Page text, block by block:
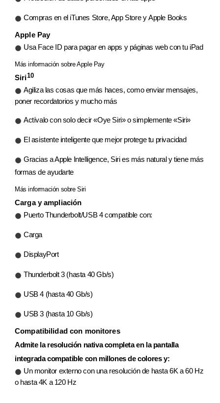
Compras en el iTunes Store, App Store y Apple Books
Apple Pay
Usa Face ID para pagar en apps y páginas web con tu iPad
Más información sobre Apple Pay
Siri10
Agiliza las cosas que más haces, como enviar mensajes,
poner recordatorios y mucho más
Actívalo con solo decir «Oye Siri» o simplemente «Siri»
El asistente inteligente que mejor protege tu privacidad
Gracias a Apple Intelligence, Siri es más natural y tiene más
formas de ayudarte
Más información sobre Siri
Carga y ampliación
Puerto Thunderbolt/USB 4 compatible con:
Carga
DisplayPort
Thunderbolt 3 (hasta 40 Gb/s)
USB 4 (hasta 40 Gb/s)
USB 3 (hasta 10 Gb/s)
Compatibilidad con monitores
Admite la resolución nativa completa en la pantalla
integrada compatible con millones de colores y:
Un monitor externo con una resolución de hasta 6K a 60 Hz
o hasta 4K a 120 Hz